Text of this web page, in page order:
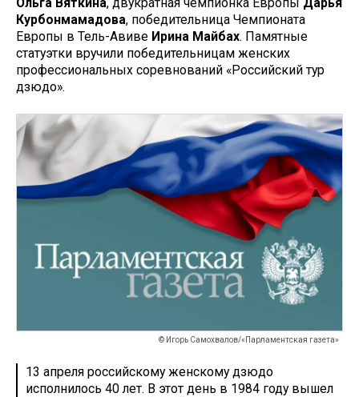
Курбонмамадова, победительница Чемпионата
Европы в Тель-Авиве Ирина Майбах. Памятные
статуэтки вручили победительницам женских
профессиональных соревнований «Российский тур
дзюдо».
© Игорь Самохвалов/«Парламентская газета»
13 апреля российскому женскому дзюдо
исполнилось 40 лет. В этот день в 1984 году вышел